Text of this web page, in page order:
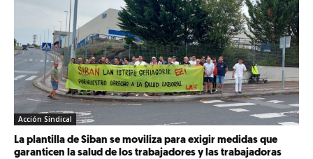
Acción Sindical
La plantilla de Siban se moviliza para exigir medidas que
garanticen la salud de los trabajadores y las trabajadoras